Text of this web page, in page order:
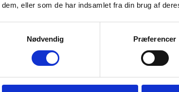
dem, eller som de har indsamlet fra din brug af
Nødvendig Præferencer
Vilkår for
forbindelse med
Læs vilkår for bevillinger